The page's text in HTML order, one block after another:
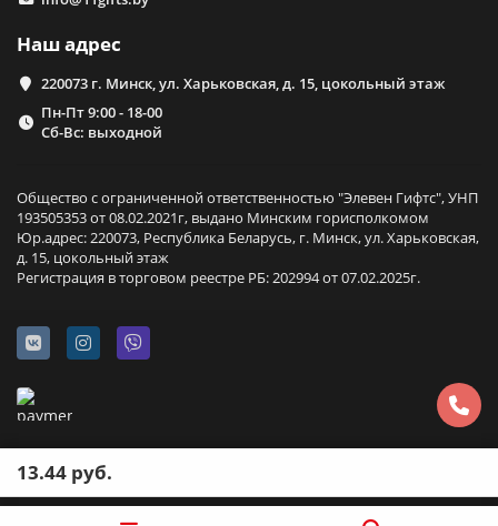
Наш адрес
220073 г. Минск, ул. Харьковская, д. 15, цокольный этаж
Пн-Пт 9:00 - 18-00
Сб-Вс: выходной
Общество с ограниченной ответственностью "Элевен Гифтс", УНП
193505353 от 08.02.2021г, выдано Минским горисполкомом
Юр.адрес: 220073, Республика Беларусь, г. Минск, ул. Харьковская,
д. 15, цокольный этаж
Регистрация в торговом реестре РБ: 202994 от 07.02.2025г.
13.44 руб.